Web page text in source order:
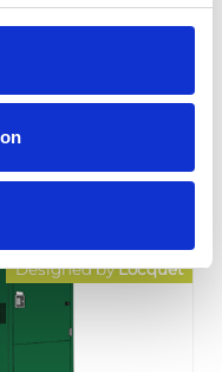
voor cycling
Designed byLocquet